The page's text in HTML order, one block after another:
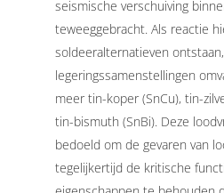
seismische verschuiving
teweeggebracht. Als reactie
soldeeralternatieven
legeringssamenstellingen
meer tin-koper (SnCu), tin-
tin-bismuth (SnBi). Deze
bedoeld om de gevaren van
tegelijkertijd de kritische